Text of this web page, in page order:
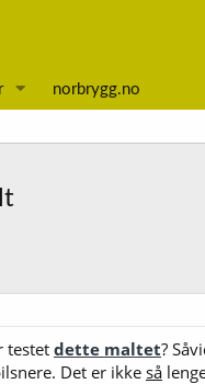
norbrygg.no
testet dette maltet?
Det er ikke så